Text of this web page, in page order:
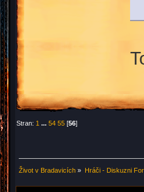
Stran: 1 ...54 55 [56]
Život v Bradavicích » Hráči - Diskuzni